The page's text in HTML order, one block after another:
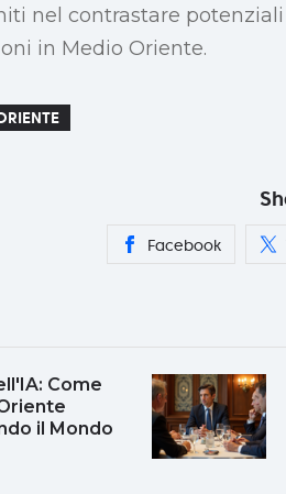
nel contrastare
in Medio Oriente.
Facebook
Come
il Mondo